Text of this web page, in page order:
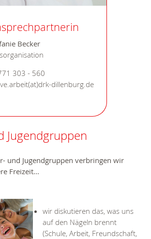
Becker
303 - 560
dillenburg.de
Jugendgruppen
und Jugendgruppen verbringen wir
Freizeit...
wir diskutieren das, was uns
auf den Nägeln brennt
(Schule, Arbeit, Freundschaft,